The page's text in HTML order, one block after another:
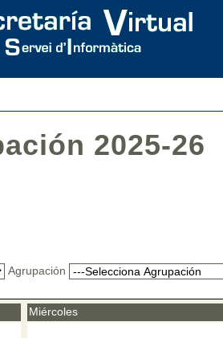
2025-26
Agrupación
Miércoles